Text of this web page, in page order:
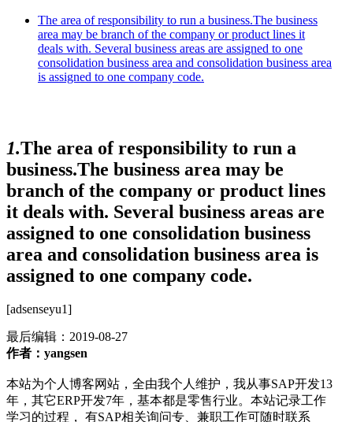
The area of responsibility to run a business.The business
area may be branch of the company or product lines it
deals with. Several business areas are assigned to one
consolidation business area and consolidation business area
is assigned to one company code.
1.The area of responsibility to run a
business.The business area may be
branch of the company or product lines
it deals with. Several business areas are
assigned to one consolidation business
area and consolidation business area is
assigned to one company code.
[adsenseyu1]
最后编辑： 2019-08-27
作者：yangsen
本站为个人博客网站，全由我个人维护，我从事SAP开发13
年，其它ERP开发7年，基本都是零售行业。本站记录工作
学习的过程， 有SAP相关询问专、兼职工作可随时联系